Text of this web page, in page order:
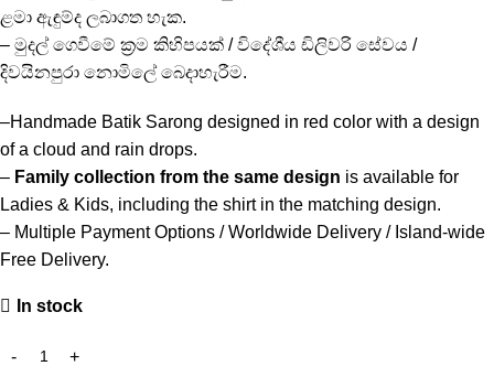
ළමා ඇඳුම්ද ලබාගත හැක.
– මුදල් ගෙවීමේ ක්‍රම කිහිපයක් / විදේශීය ඩිලිවරි සේවය /
දිවයිනපුරා නොමිලේ බෙදාහැරීම.
–Handmade Batik Sarong designed in red color with a design
of a cloud and rain drops.
– Family collection from the same design is available for
Ladies & Kids, including the shirt in the matching design.
– Multiple Payment Options / Worldwide Delivery / Island-wide
Free Delivery.
In stock